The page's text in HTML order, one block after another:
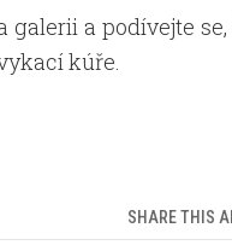
galerii a podívejte
kúře.
SHARE THIS